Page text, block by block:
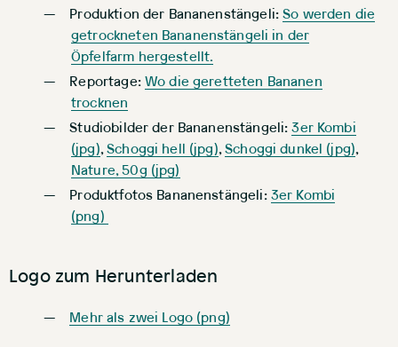
Produktion der Bananenstängeli:So werden die
getrockneten Bananenstängeli in der
Öpfelfarm hergestellt.
Reportage: Wo die geretteten Bananen
trocknen
Studiobilder der Bananenstängeli:3er Kombi
(jpg),Schoggi hell (jpg),Schoggi dunkel (jpg),
Nature, 50g (jpg)
Produktfotos Bananenstängeli: 3er Kombi
(png)
Logo zum Herunterladen
Mehr als zwei Logo (png)